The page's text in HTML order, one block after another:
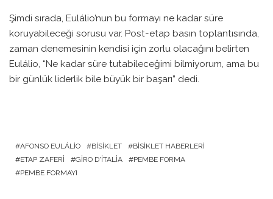
Şimdi sırada, Eulálio’nun bu formayı ne kadar süre
koruyabileceği sorusu var. Post-etap basın toplantısında,
zaman denemesinin kendisi için zorlu olacağını belirten
Eulálio, “Ne kadar süre tutabileceğimi bilmiyorum, ama bu
bir günlük liderlik bile büyük bir başarı” dedi.
AFONSO EULÁLIO BISIKLET
BISIKLET HABERLERI
ETAP ZAFERI
GIRO D'ITALIA
PEMBE FORMA
PEMBE FORMAYI